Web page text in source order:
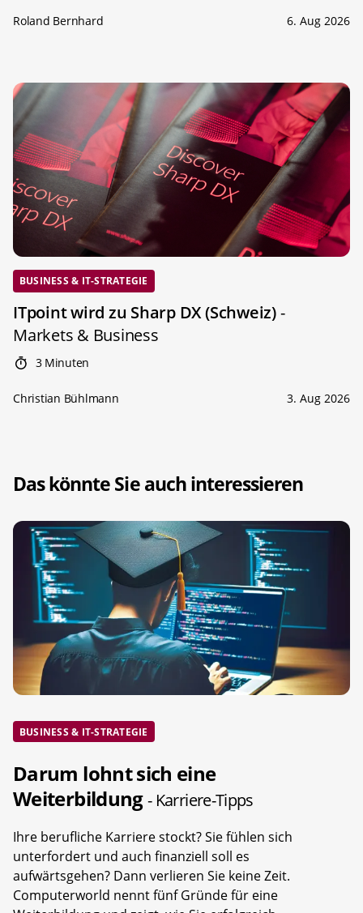
Roland Bernhard 6. Aug 2026
BUSINESS & IT-STRATEGIE
ITpoint wird zu Sharp DX (Schweiz)-
Markets & Business
3 Minuten
Christian Bühlmann 3. Aug 2026
Das könnte Sie auch interessieren
BUSINESS & IT-STRATEGIE
Darum lohnt sich eine
Weiterbildung- Karriere-Tipps
Ihre berufliche Karriere stockt? Sie fühlen sich
unterfordert und auch finanziell soll es
aufwärtsgehen? Dann verlieren Sie keine Zeit.
Computerworld nennt fünf Gründe für eine